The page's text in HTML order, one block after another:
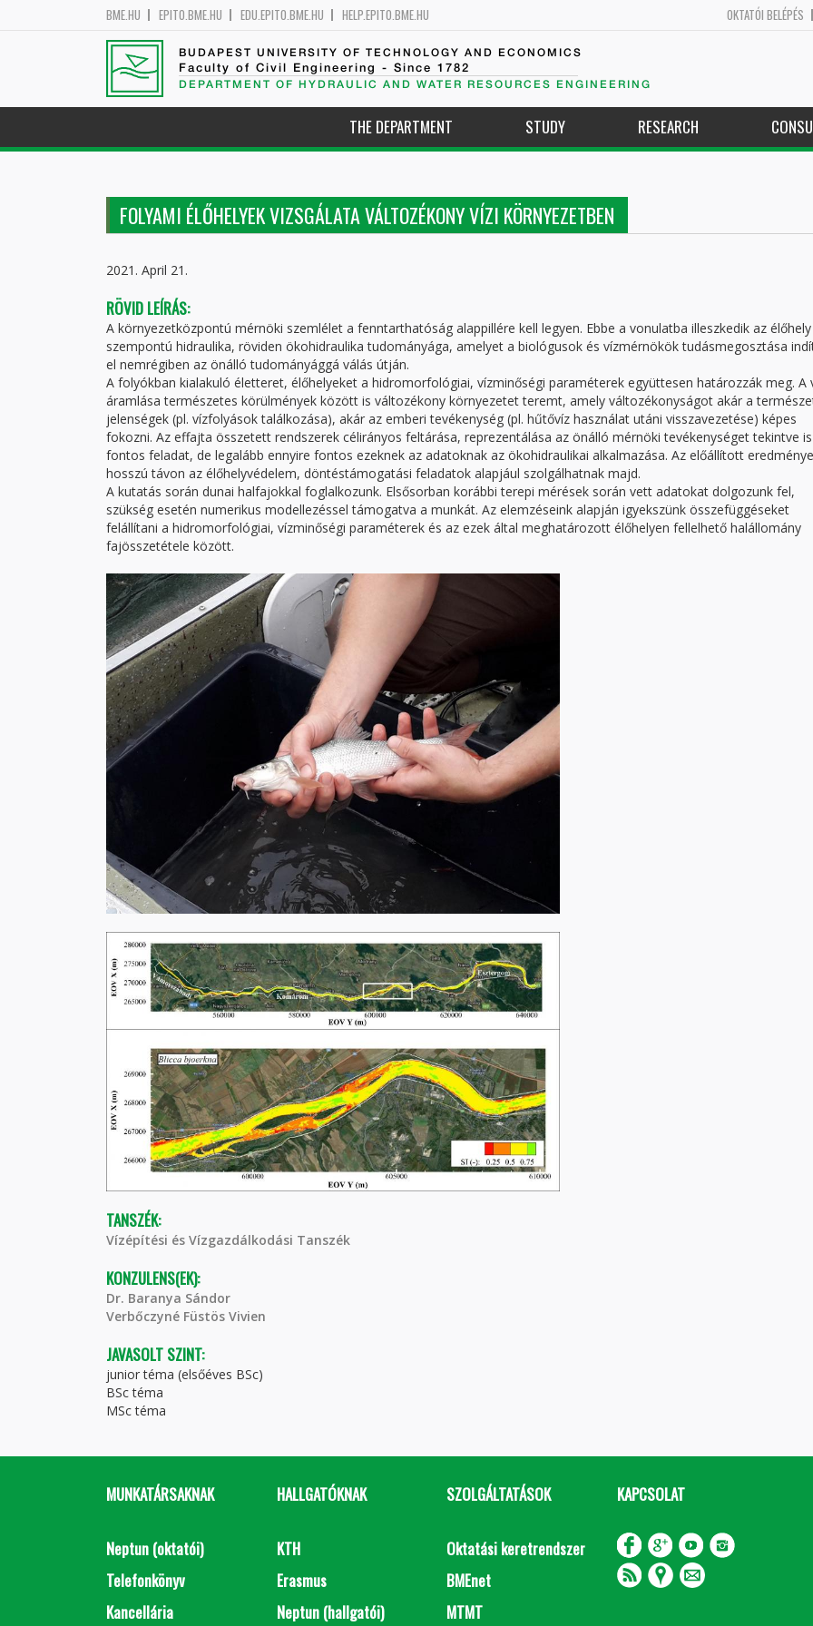
BME.HU EPITO.BME.HU EDU.EPITO.BME.HU HELP.EPITO.BME.HU OKTATÓI BELÉPÉS
BUDAPEST UNIVERSITY OF TECHNOLOGY AND ECONOMICS
Faculty of Civil Engineering - Since 1782
DEPARTMENT OF HYDRAULIC AND WATER RESOURCES ENGINEERING
THE DEPARTMENT STUDY RESEARCH
FOLYAMI ÉLŐHELYEK VIZSGÁLATA VÁLTOZÉKONY VÍZI KÖRNYEZETBEN
2021. April 21.
RÖVID LEÍRÁS:
A környezetközpontú mérnöki szemlélet a fenntarthatóság alappillére kell legyen. Ebbe a vonulatba illeszkedik az élőhely
szempontú hidraulika, röviden ökohidraulika tudományága, amelyet a biológusok és vízmérnökök tudásmegosztása
el nemrégiben az önálló tudományággá válás útján.
A folyókban kialakuló életteret, élőhelyeket a hidromorfológiai, vízminőségi paraméterek együttesen határozzák meg. A
áramlása természetes körülmények között is változékony környezetet teremt, amely változékonyságot akár a
jelenségek (pl. vízfolyások találkozása), akár az emberi tevékenység (pl. hűtővíz használat utáni visszavezetése) képes
fokozni. Az effajta összetett rendszerek célirányos feltárása, reprezentálása az önálló mérnöki tevékenységet tekintve is
fontos feladat, de legalább ennyire fontos ezeknek az adatoknak az ökohidraulikai alkalmazása. Az előállított
hosszú távon az élőhelyvédelem, döntéstámogatási feladatok alapjául szolgálhatnak majd.
A kutatás során dunai halfajokkal foglalkozunk. Elsősorban korábbi terepi mérések során vett adatokat dolgozunk fel,
szükség esetén numerikus modellezéssel támogatva a munkát. Az elemzéseink alapján igyekszünk összefüggéseket
felállítani a hidromorfológiai, vízminőségi paraméterek és az ezek által meghatározott élőhelyen fellelhető halállomány
fajösszetétele között.
TANSZÉK:
Vízépítési és Vízgazdálkodási Tanszék
KONZULENS(EK):
Dr. Baranya Sándor
Verbőczyné Füstös Vivien
JAVASOLT SZINT:
junior téma (elsőéves BSc)
BSc téma
MSc téma
MUNKATÁRSAKNAK
Neptun (oktatói)
Telefonkönyv
Kancellária
HALLGATÓKNAK
KTH
Erasmus
Neptun (hallgatói)
SZOLGÁLTATÁSOK
Oktatási keretrendszer
BMEnet
MTMT
KAPCSOLAT